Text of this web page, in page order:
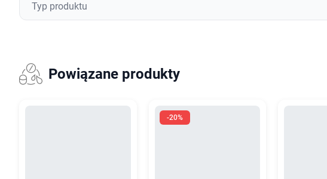
Typ produktu
Powiązane produkty
-20%